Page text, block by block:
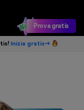
Prova gratis
Inizia gratis→